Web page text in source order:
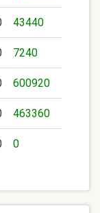
43440
7240
600920
463360
0